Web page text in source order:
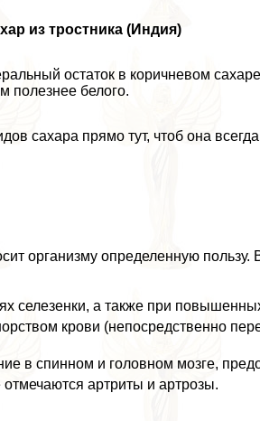
из тростника (Индия)
остаток в коричневом
полезнее белого.
сахара прямо тут, чтоб она
организму определенную пользу.
селезенки, а также при
крови (непосредственно
в спинном и головном мозге,
артриты и артрозы.